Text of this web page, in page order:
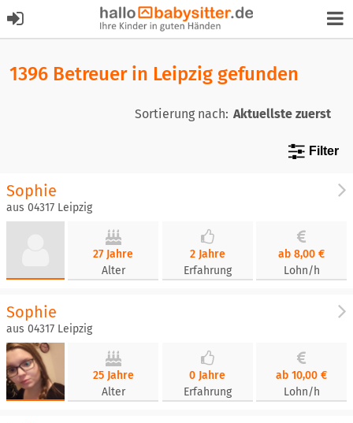
1396 Betreuer in Leipzig gefunden
Sortierung nach:
Filter
Sophie
aus 04317 Leipzig
27 Jahre
Alter
2 Jahre
Erfahrung
ab 8,00 €
Lohn/h
Sophie
aus 04317 Leipzig
25 Jahre
Alter
0 Jahre
Erfahrung
ab 10,00 €
Lohn/h